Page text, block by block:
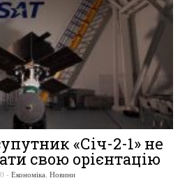
«Січ-2-1» не
свою орієнтацію
- Економіка, Новини